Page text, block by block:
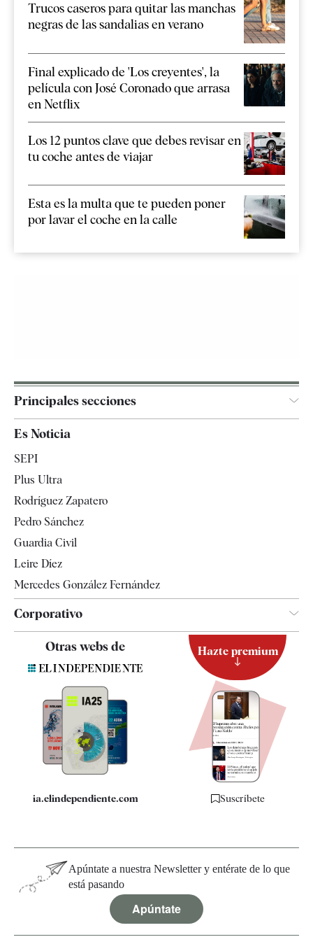
Trucos caseros para quitar las manchas
negras de las sandalias en verano
Final explicado de 'Los creyentes', la
película con José Coronado que arrasa
en Netflix
Los 12 puntos clave que debes revisar en
tu coche antes de viajar
Esta es la multa que te pueden poner
por lavar el coche en la calle
Principales secciones
Televisión
Es Noticia
SEPI
Plus Ultra
Rodríguez Zapatero
Pedro Sánchez
Guardia Civil
Leire Díez
Mercedes González Fernández
Corporativo
Quiénes somos
Especificaciones
Otras webs de
ia.elindependiente.com
Hazte premium
Suscríbete
Apúntate a nuestra Newsletter y entérate de lo que
está pasando
Apúntate